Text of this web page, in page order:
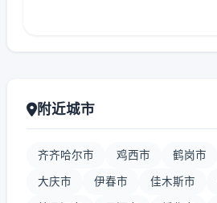
附近城市
齐齐哈尔市 鸡西市 鹤岗市
大庆市 伊春市 佳木斯市